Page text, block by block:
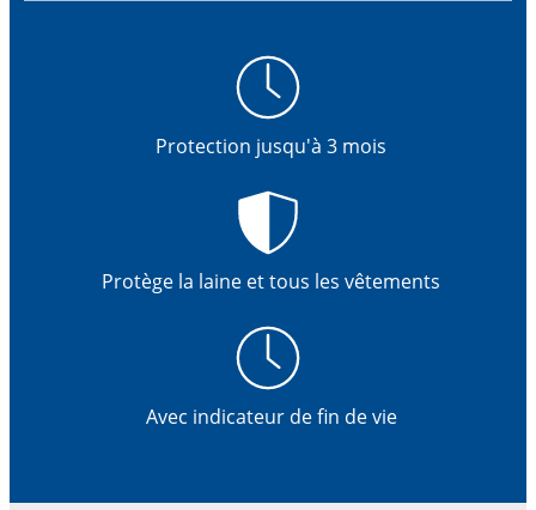
Protection jusqu'à 3 mois
Protège la laine et tous les vêtements
Avec indicateur de fin de vie